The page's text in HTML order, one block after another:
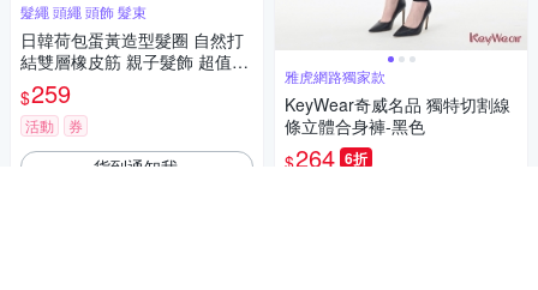
髮繩 頭繩 頭飾 髮束
日韓荷包蛋黃造型髮圈 自然打
結雙層橡皮筋 親子髮飾 超值6
入+贈黑色髮圈5入Kiret (顏色隨
機)
$259
活動 券
貨到通知我
雅虎網路獨家款
KeyWear奇威名品 獨特切割線
條立體合身褲-黑色
$264 6折